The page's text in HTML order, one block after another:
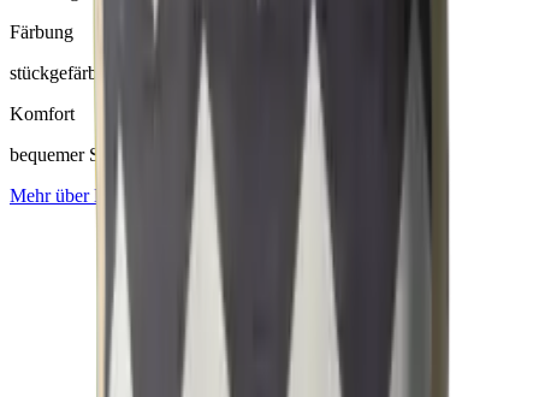
Färbung
stückgefärbt
Komfort
bequemer Sitzkomfort
Mehr überBasic erfahren